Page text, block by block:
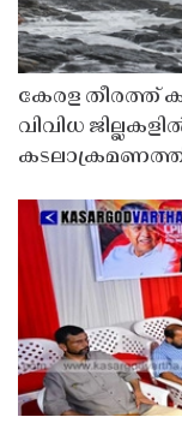
കേരള തീരത്ത്
വിവിധ